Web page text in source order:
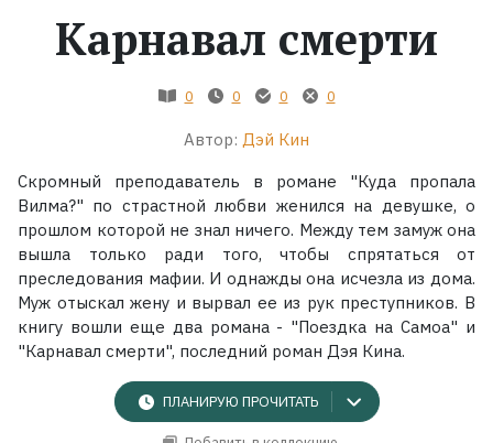
Жанры
Экранизации
Коллекции
Карнавал смерти
0 0 0 0
Автор: Дэй Кин
Скромный преподаватель в романе "Куда пропала
Вилма?" по страстной любви женился на девушке, о
прошлом которой не знал ничего. Между тем замуж она
вышла только ради того, чтобы спрятаться от
преследования мафии. И однажды она исчезла из дома.
Муж отыскал жену и вырвал ее из рук преступников. В
книгу вошли еще два романа - "Поездка на Самоа" и
"Карнавал смерти", последний роман Дэя Кина.
ПЛАНИРУЮ ПРОЧИТАТЬ